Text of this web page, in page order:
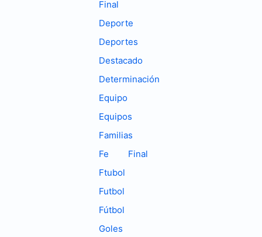
Final
Deporte
Deportes
Destacado
Determinación
Equipo
Equipos
Familias
Fe
Final
Ftubol
Futbol
Fútbol
Goles